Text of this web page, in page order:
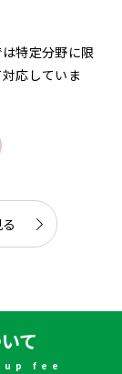
特定分野に限
応していま
て
fee